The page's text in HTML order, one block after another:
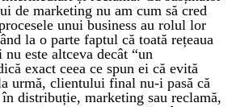
de marketing nu am cum să cred
unui business au rolul lor
la o parte faptul că toată rețeaua
nu este altceva decât “un
exact ceea ce spun ei că evită
urmă, clientului final nu-i pasă că
distribuție, marketing sau reclamă,